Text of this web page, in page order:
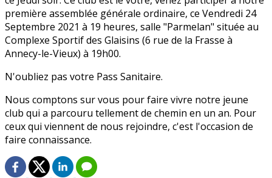
première assemblée générale ordinaire, ce Vendredi 24
Septembre 2021 à 19 heures, salle "Parmelan" située au
Complexe Sportif des Glaisins (6 rue de la Frasse à
Annecy-le-Vieux) à 19h00.
N'oubliez pas votre Pass Sanitaire.
Nous comptons sur vous pour faire vivre notre jeune
club qui a parcouru tellement de chemin en un an. Pour
ceux qui viennent de nous rejoindre, c'est l'occasion de
faire connaissance.